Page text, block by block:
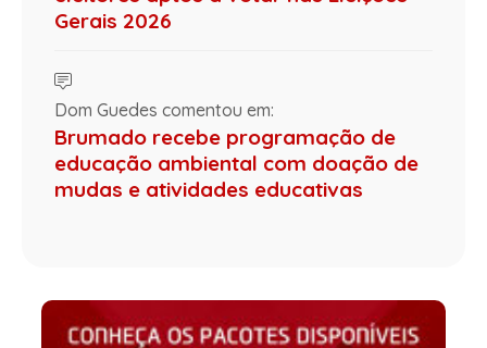
Gerais 2026
Dom Guedes comentou em:
Brumado recebe programação de
educação ambiental com doação de
mudas e atividades educativas